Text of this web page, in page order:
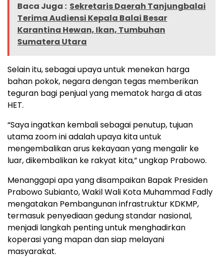
Baca Juga : Sekretaris Daerah Tanjungbalai
Terima Audiensi Kepala Balai Besar
Karantina Hewan, Ikan, Tumbuhan
Sumatera Utara
Selain itu, sebagai upaya untuk menekan harga
bahan pokok, negara dengan tegas memberikan
teguran bagi penjual yang mematok harga di atas
HET.
“Saya ingatkan kembali sebagai penutup, tujuan
utama zoom ini adalah upaya kita untuk
mengembalikan arus kekayaan yang mengalir ke
luar, dikembalikan ke rakyat kita,” ungkap Prabowo.
Menanggapi apa yang disampaikan Bapak Presiden
Prabowo Subianto, Wakil Wali Kota Muhammad Fadly
mengatakan Pembangunan infrastruktur KDKMP,
termasuk penyediaan gedung standar nasional,
menjadi langkah penting untuk menghadirkan
koperasi yang mapan dan siap melayani
masyarakat.